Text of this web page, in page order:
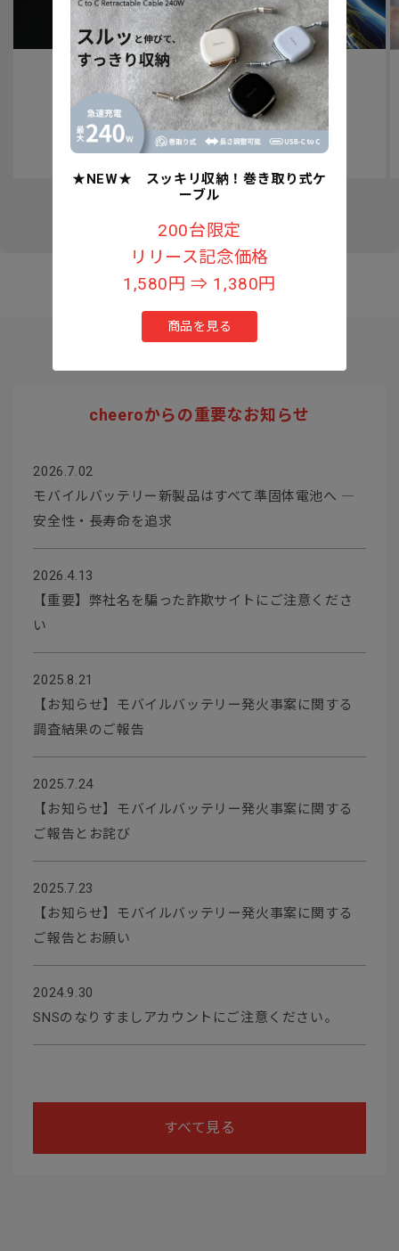
認知症予防への取り組みについて
★NEW★ スッキリ収納！巻き取り式ケ
ーブル
200台限定
リリース記念価格
1,580円 ⇒ 1,380円
商品を見る
cheeroからの重要なお知らせ
2026.7.02
モバイルバッテリー新製品はすべて準固体電池へ ―
安全性・長寿命を追求
2026.4.13
【重要】弊社名を騙った詐欺サイトにご注意くださ
い
2025.8.21
【お知らせ】モバイルバッテリー発火事案に関する
調査結果のご報告
2025.7.24
【お知らせ】モバイルバッテリー発火事案に関する
ご報告とお詫び
2025.7.23
【お知らせ】モバイルバッテリー発火事案に関する
ご報告とお願い
2024.9.30
SNSのなりすましアカウントにご注意ください。
すべて見る